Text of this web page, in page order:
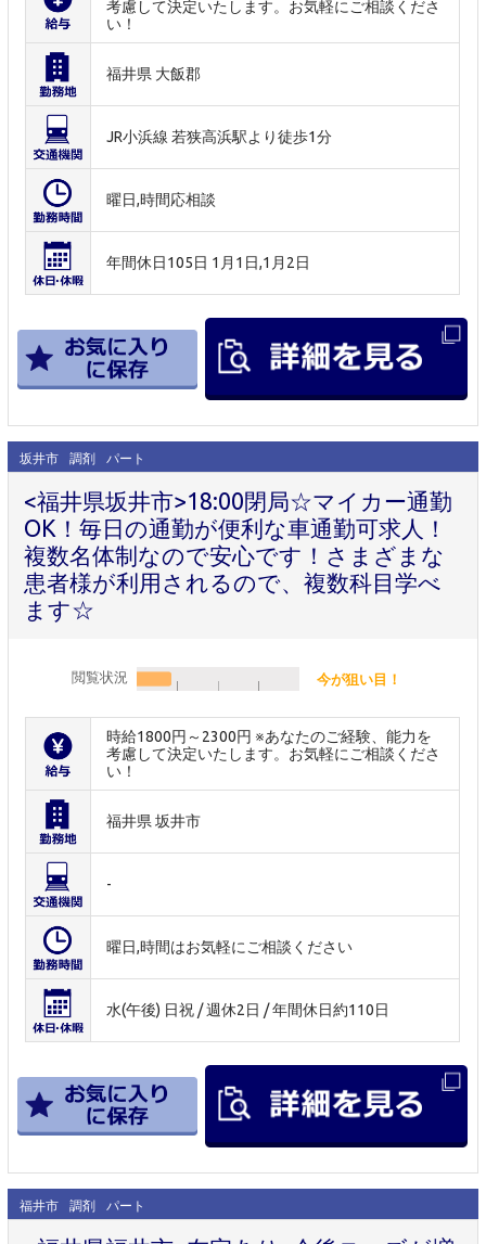
考慮して決定いたします。お気軽にご相談くださ
い！
福井県 大飯郡
JR小浜線 若狭高浜駅より徒歩1分
曜日,時間応相談
年間休日105日 1月1日,1月2日
坂井市 調剤 パート
<福井県坂井市>18:00閉局☆マイカー通勤
OK！毎日の通勤が便利な車通勤可求人！
複数名体制なので安心です！さまざまな
患者様が利用されるので、複数科目学べ
ます☆
閲覧状況 今が狙い目！
時給1800円～2300円 ※あなたのご経験、能力を
考慮して決定いたします。お気軽にご相談くださ
い！
福井県 坂井市
-
曜日,時間はお気軽にご相談ください
水(午後) 日祝 / 週休2日 / 年間休日約110日
福井市 調剤 パート